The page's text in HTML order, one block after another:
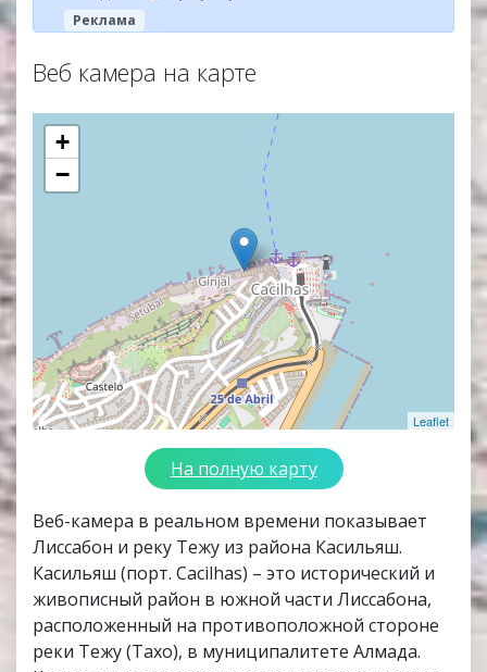
Реклама
Веб камера на карте
+
−
Leaflet
На полную карту
Веб-камера в реальном времени показывает
Лиссабон и реку Тежу из района Касильяш.
Касильяш (порт. Cacilhas) – это исторический и
живописный район в южной части Лиссабона,
расположенный на противоположной стороне
реки Тежу (Тахо), в муниципалитете Алмада.